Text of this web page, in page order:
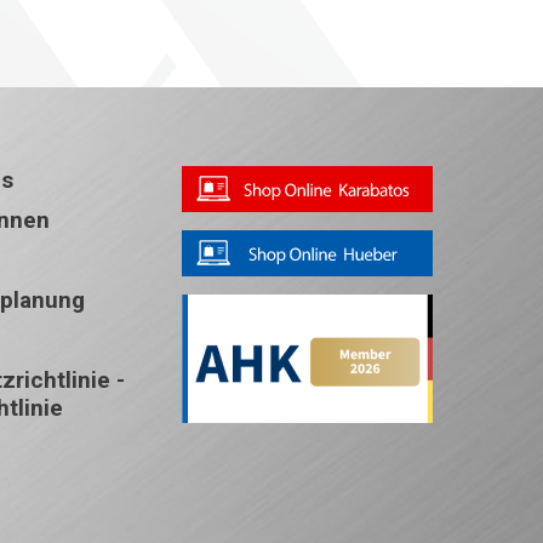
-